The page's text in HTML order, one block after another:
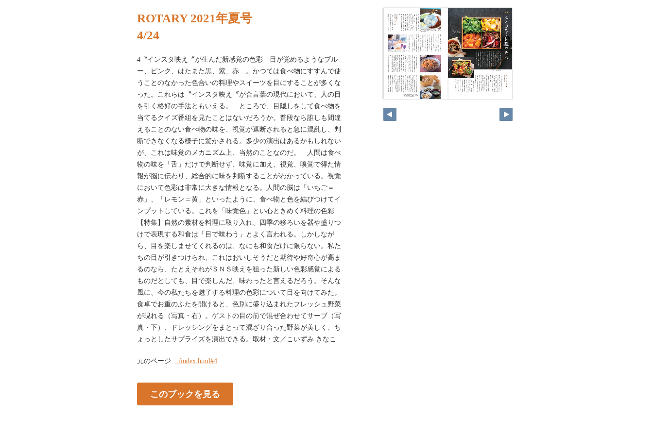
ROTARY 2021年夏号
4/24
4〝インスタ映え〞が生んだ新感覚の色彩 目が覚めるようなブル
ー、ピンク、はたまた黒、紫、赤…。かつては食べ物にすすんで使
うことのなかった色合いの料理やスイーツを目にすることが多くな
った。これらは〝インスタ映え〞が合言葉の現代において、人の目
を引く格好の手法ともいえる。 ところで、目隠しをして食べ物を
当てるクイズ番組を見たことはないだろうか。普段なら誰しも間違
えることのない食べ物の味を、視覚が遮断されると急に混乱し、判
断できなくなる様子に驚かされる。多少の演出はあるかもしれない
が、これは味覚のメカニズム上、当然のことなのだ。 人間は食べ
物の味を「舌」だけで判断せず、味覚に加え、視覚、嗅覚で得た情
報が脳に伝わり、総合的に味を判断することがわかっている。視覚
において色彩は非常に大きな情報となる。人間の脳は「いちご＝
赤」、「レモン＝黄」といったように、食べ物と色を結びつけてイ
ンプットしている。これを「味覚色」とい心ときめく料理の色彩
【特集】自然の素材を料理に取り入れ、四季の移ろいを器や盛りつ
けで表現する和食は「目で味わう」とよく言われる。しかしなが
ら、目を楽しませてくれるのは、なにも和食だけに限らない。私た
ちの目が引きつけられ、これはおいしそうだと期待や好奇心が高ま
るのなら、たとえそれがＳＮＳ映えを狙った新しい色彩感覚による
ものだとしても、目で楽しんだ、味わったと言えるだろう。そんな
風に、今の私たちを魅了する料理の色彩について目を向けてみた。
食卓でお重のふたを開けると、色別に盛り込まれたフレッシュ野菜
が現れる（写真・右）。ゲストの目の前で混ぜ合わせてサーブ（写
真・下）、ドレッシングをまとって混ざり合った野菜が美しく、ち
ょっとしたサプライズを演出できる。取材・文／こいずみ きなこ
元のページ ../index.html#4
このブックを見る